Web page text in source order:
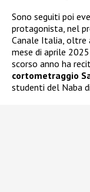
Sono seguiti poi
protagonista, nel
Canale Italia, oltre
mese di aprile
scorso anno ha
cortometraggio
studenti del Naba